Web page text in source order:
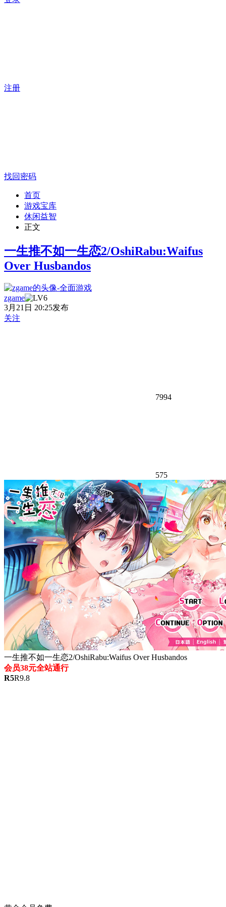
注册
找回密码
首页
游戏宝库
休闲益智
正文
一生推不如一生恋2/OshiRabu:Waifus
Over Husbandos
zgame
3月21日 20:25发布
关注
7994
575
一生推不如一生恋2/OshiRabu:Waifus Over Husbandos
会员38元全站通行
R5R9.8